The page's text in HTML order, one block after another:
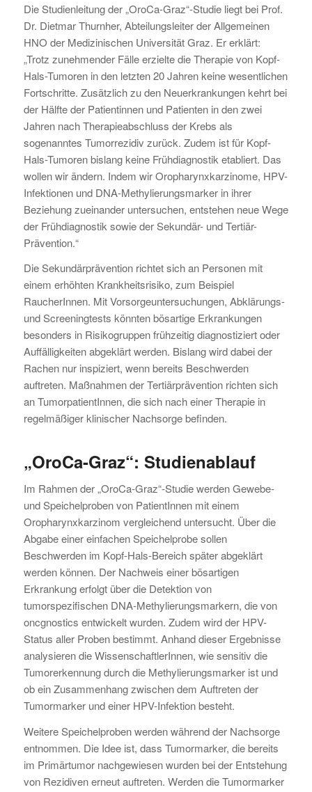
Die Studienleitung der „OroCa-Graz“-Studie liegt bei Prof.
Dr. Dietmar Thurnher, Abteilungsleiter der Allgemeinen
HNO der Medizinischen Universität Graz. Er erklärt:
„Trotz zunehmender Fälle erzielte die Therapie von Kopf-
Hals-Tumoren in den letzten 20 Jahren keine wesentlichen
Fortschritte. Zusätzlich zu den Neuerkrankungen kehrt bei
der Hälfte der Patientinnen und Patienten in den zwei
Jahren nach Therapieabschluss der Krebs als
sogenanntes Tumorrezidiv zurück. Zudem ist für Kopf-
Hals-Tumoren bislang keine Frühdiagnostik etabliert. Das
wollen wir ändern. Indem wir Oropharynxkarzinome, HPV-
Infektionen und DNA-Methylierungsmarker in ihrer
Beziehung zueinander untersuchen, entstehen neue Wege
der Frühdiagnostik sowie der Sekundär- und Tertiär-
Prävention.“
Die Sekundärprävention richtet sich an Personen mit
einem erhöhten Krankheitsrisiko, zum Beispiel
RaucherInnen. Mit Vorsorgeuntersuchungen, Abklärungs-
und Screeningtests könnten bösartige Erkrankungen
besonders in Risikogruppen frühzeitig diagnostiziert oder
Auffälligkeiten abgeklärt werden. Bislang wird dabei der
Rachen nur inspiziert, wenn bereits Beschwerden
auftreten. Maßnahmen der Tertiärprävention richten sich
an TumorpatientInnen, die sich nach einer Therapie in
regelmäßiger klinischer Nachsorge befinden.
„OroCa-Graz“: Studienablauf
Im Rahmen der „OroCa-Graz“-Studie werden Gewebe-
und Speichelproben von PatientInnen mit einem
Oropharynxkarzinom vergleichend untersucht. Über die
Abgabe einer einfachen Speichelprobe sollen
Beschwerden im Kopf-Hals-Bereich später abgeklärt
werden können. Der Nachweis einer bösartigen
Erkrankung erfolgt über die Detektion von
tumorspezifischen DNA-Methylierungsmarkern, die von
oncgnostics entwickelt wurden. Zudem wird der HPV-
Status aller Proben bestimmt. Anhand dieser Ergebnisse
analysieren die WissenschaftlerInnen, wie sensitiv die
Tumorerkennung durch die Methylierungsmarker ist und
ob ein Zusammenhang zwischen dem Auftreten der
Tumormarker und einer HPV-Infektion besteht.
Weitere Speichelproben werden während der Nachsorge
entnommen. Die Idee ist, dass Tumormarker, die bereits
im Primärtumor nachgewiesen wurden bei der Entstehung
von Rezidiven erneut auftreten. Werden die Tumormarker